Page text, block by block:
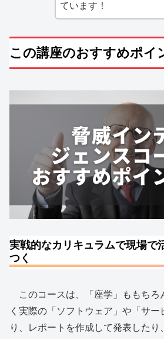
ています！
この講座のおすすめポイ
実戦的なカリキュラムで現場で
つく
このコースは、「座学」ももちろ
く実際の「ソフトウェア」や「サー
り、レポートを作成して発表したり